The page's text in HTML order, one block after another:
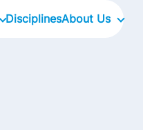
DisciplinesAbout Us